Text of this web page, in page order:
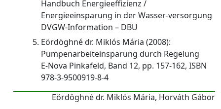
Handbuch Energieeffizienz /
Energieeinsparung in der Wasser-versorgung
DVGW-Information – DBU
Eördöghné dr. Miklós Mária (2008):
Pumpenarbeiteinsparung durch Regelung
E-Nova Pinkafeld, Band 12, pp. 157-162, ISBN
978-3-9500919-8-4
Eördöghné dr. Miklós Mária, Horváth Gábor